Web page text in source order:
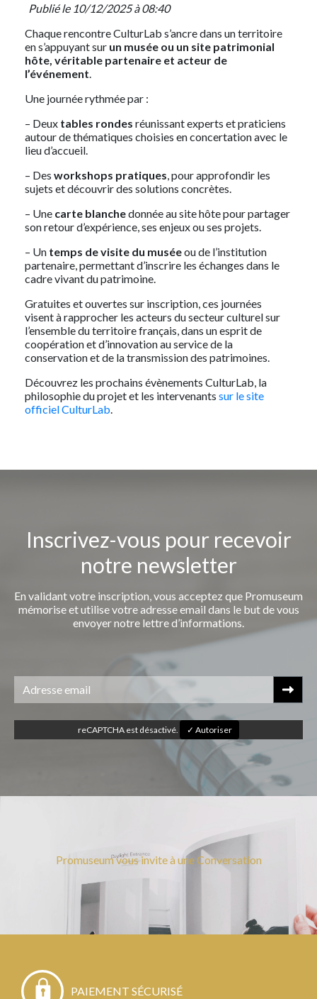
Publié le 10/12/2025 à 08:40
Chaque rencontre CulturLab s’ancre dans un territoire
en s’appuyant sur un musée ou un site patrimonial
hôte, véritable partenaire et acteur de
l’événement
Une journée rythmée par :
– Deux tables rondes réunissant experts et praticiens
autour de thématiques choisies en concertation avec le
lieu d’accueil.
– Des workshops pratiques , pour approfondir les
sujets et découvrir des solutions concrètes.
– Une carte blanchedonnée au site hôte pour partager
son retour d’expérience, ses enjeux ou ses projets.
– Un temps de visite du muséeou de l’institution
partenaire, permettant d’inscrire les échanges dans le
cadre vivant du patrimoine.
Gratuites et ouvertes sur inscription, ces journées
visent à rapprocher les acteurs du secteur culturel sur
l’ensemble du territoire français, dans un esprit de
coopération et d’innovation au service de la
conservation et de la transmission des patrimoines.
Découvrez les prochains évènements CulturLab, la
philosophie du projet et les intervenants sur le site
officiel CulturLab
Inscrivez-vous pour recevoir
notre newsletter
En validant votre inscription, vous acceptez que Promuseum
mémorise et utilise votre adresse email dans le but de vous
envoyer notre lettre d’informations.
reCAPTCHA est désactivé. ✓ Autoriser
Promuseum vous invite à une Conversation
PAIEMENT SÉCURISÉ